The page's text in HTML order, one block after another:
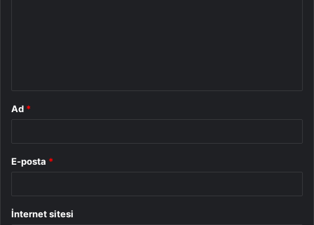
Ad *
E-posta *
İnternet sitesi